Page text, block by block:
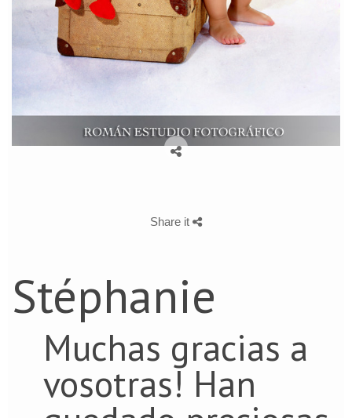
Share it
Stéphanie
Muchas gracias a
vosotras! Han